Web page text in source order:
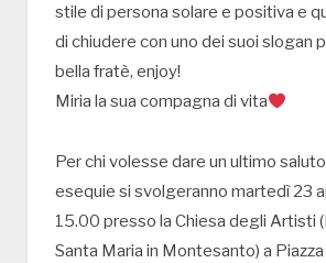
stile di persona solare e positiva e
di chiudere con uno dei suoi slogan
bella fratè, enjoy!
Miria la sua compagna di vita
Per chi volesse dare un ultimo
esequie si svolgeranno martedì 23
15.00 presso la Chiesa degli Artisti
Santa Maria in Montesanto) a